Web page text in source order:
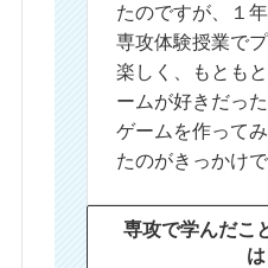
たのですが、１
専攻体験授業で
楽しく、もとも
ームが好きだっ
ゲームを作って
たのがきっかけで
専攻で学んだこ
は